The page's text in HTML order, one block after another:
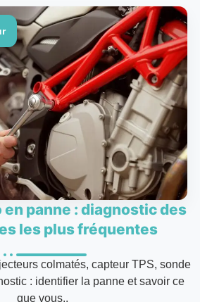
panne : diagnostic des
les plus fréquentes
colmatés, capteur TPS, sonde
: identifier la panne et savoir ce
que vous..